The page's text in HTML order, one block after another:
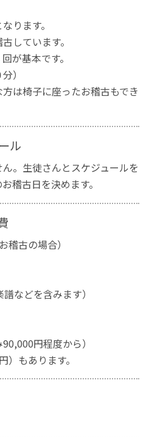
ります。
しています。
が基本です。
）
は椅子に座ったお稽古もでき
ル
。生徒さんとスケジュールを
稽古日を決めます。
稽古の場合）
などを含みます）
円程度から）
もあります。